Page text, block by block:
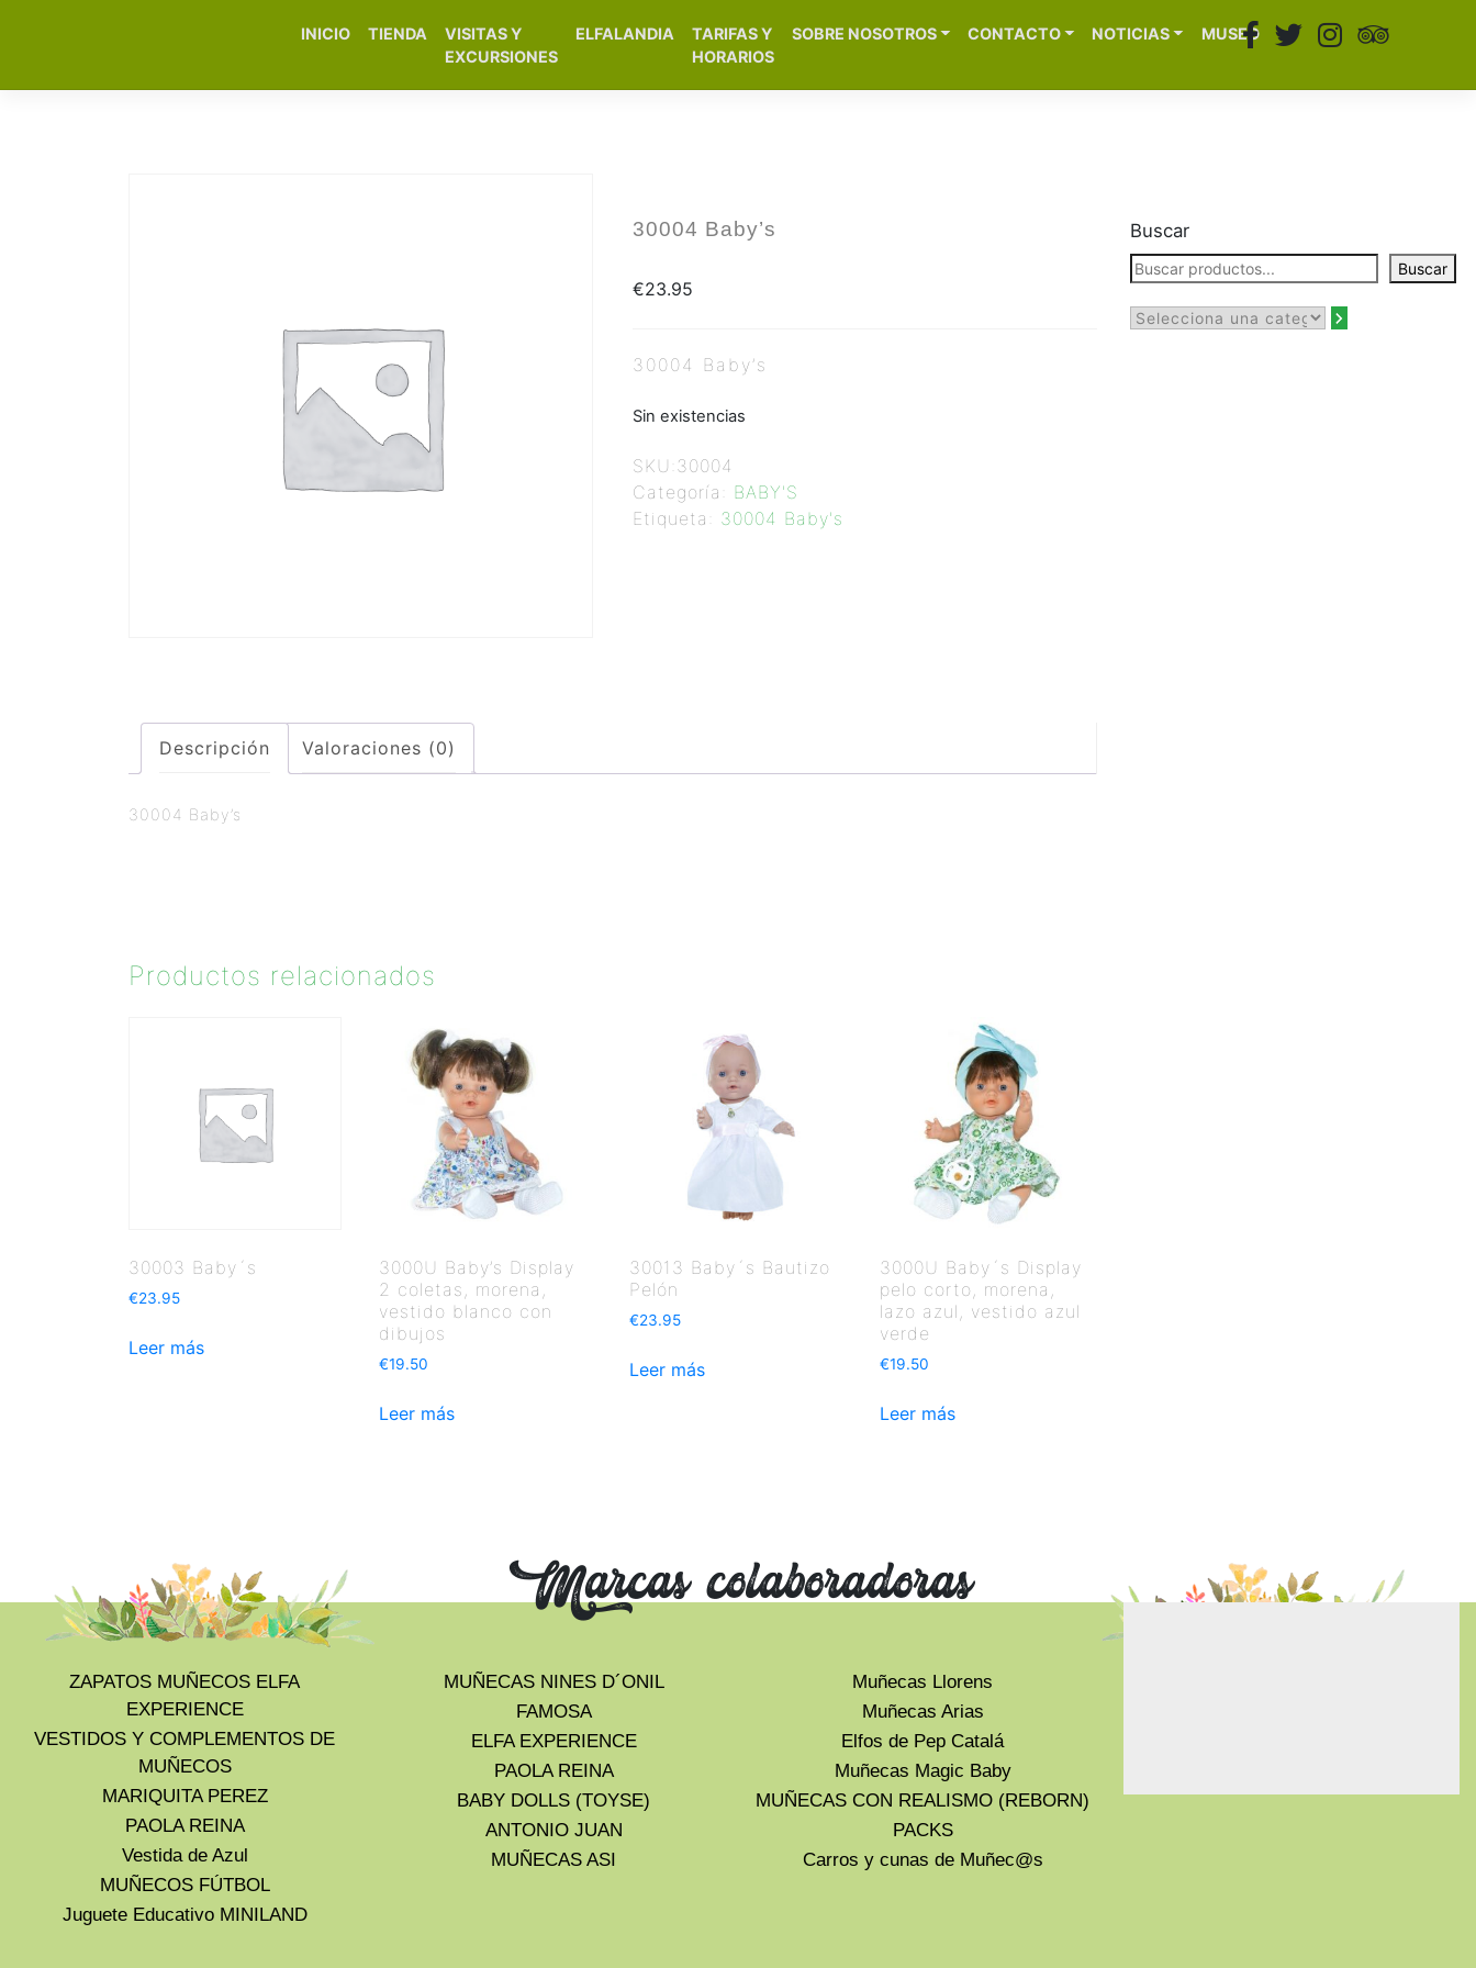
Elfa Experience – Onil – Alicante
INICIO TIENDA
VISITAS Y
EXCURSIONES
ELFALANDIA
TARIFAS Y
HORARIOS
SOBRE NOSOTROS CONTACTO NOTICIAS MUSEO
30004 Baby’s
€23.95
30004 Baby’s
Sin existencias
SKU: 30004
Categoría: BABY'S
Etiqueta: 30004 Baby's
Descripción Valoraciones (0)
30004 Baby’s
Productos relacionados
30003 Baby´s
€23.95
Leer más
3000U Baby’s Display
2 coletas, morena,
vestido blanco con
dibujos
€19.50
Leer más
30013 Baby´s Bautizo
Pelón
€23.95
Leer más
3000U Baby´s Display
pelo corto, morena,
lazo azul, vestido azul
verde
€19.50
Leer más
Buscar
Buscar
Marcas colaboradoras
ZAPATOS MUÑECOS ELFA
EXPERIENCE
VESTIDOS Y COMPLEMENTOS DE
MUÑECOS
MARIQUITA PEREZ
PAOLA REINA
Vestida de Azul
MUÑECOS FÚTBOL
Juguete Educativo MINILAND
MUÑECAS NINES D´ONIL
FAMOSA
ELFA EXPERIENCE
PAOLA REINA
BABY DOLLS (TOYSE)
ANTONIO JUAN
MUÑECAS ASI
Muñecas Llorens
Muñecas Arias
Elfos de Pep Catalá
Muñecas Magic Baby
MUÑECAS CON REALISMO (REBORN)
PACKS
Carros y cunas de Muñec@s